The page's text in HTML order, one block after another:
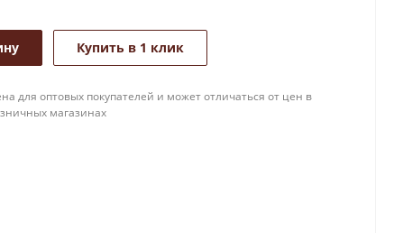
Купить в 1 клик
для оптовых покупателей и может отличаться от цен в
магазинах